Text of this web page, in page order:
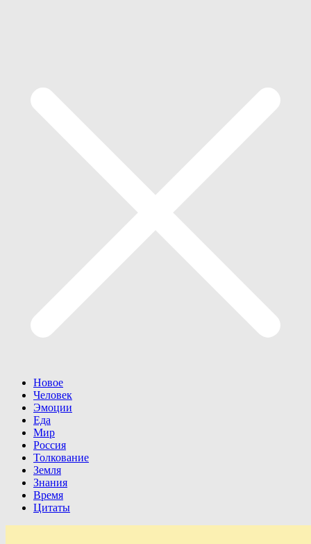
Новое
Человек
Эмоции
Еда
Мир
Россия
Толкование
Земля
Знания
Время
Цитаты